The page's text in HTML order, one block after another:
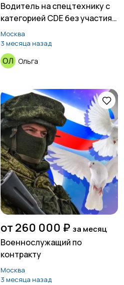
Водитель на спецтехнику с
категорией CDE без участия в
СВО
Москва
3 месяца назад
Ольга
от 260 000 ₽ за месяц
Военнослужащий по
контракту
Москва
3 месяца назад